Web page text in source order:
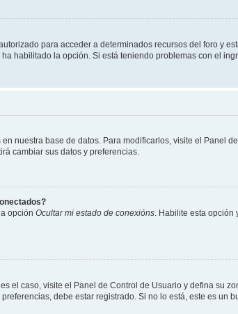
para acceder a determinados recursos del foro y
habilitado la opción. Si está teniendo problemas con el
nuestra base de datos. Para modificarlos, visite el Panel
cambiar sus datos y preferencias.
opción Ocultar mi estado de conexións . Habilite esta
el caso, visite el Panel de Control de Usuario y defina su
debe estar registrado. Si no lo está, este es un